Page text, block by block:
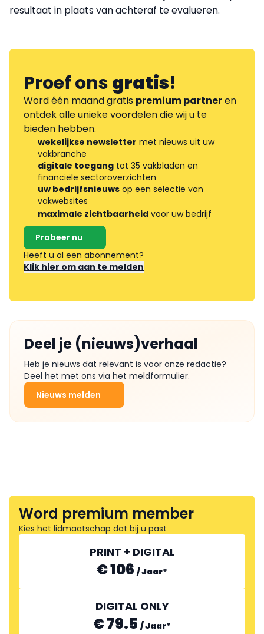
resultaat in plaats van achteraf te evalueren.
Proef onsgratis!
Word één maand gratis premium partneren
ontdek alle unieke voordelen die wij u te
bieden hebben.
wekelijkse newsletter met nieuws uit uw
vakbranche
digitale toegang tot 35 vakbladen en
financiële sectoroverzichten
uw bedrijfsnieuws op een selectie van
vakwebsites
maximale zichtbaarheid voor uw bedrijf
Probeer nu
Heeft u al een abonnement?
Klik hier om aan te melden
Deel je (nieuws)verhaal
Heb je nieuws dat relevant is voor onze redactie?
Deel het met ons via het meldformulier.
Nieuws melden
Word premium member
Kies het lidmaatschap dat bij u past
PRINT + DIGITAL
€ 106 /Jaar*
DIGITAL ONLY
€ 79.5 /Jaar*